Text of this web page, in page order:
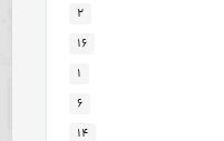
۲
۱۶
۱
۶
۱۴